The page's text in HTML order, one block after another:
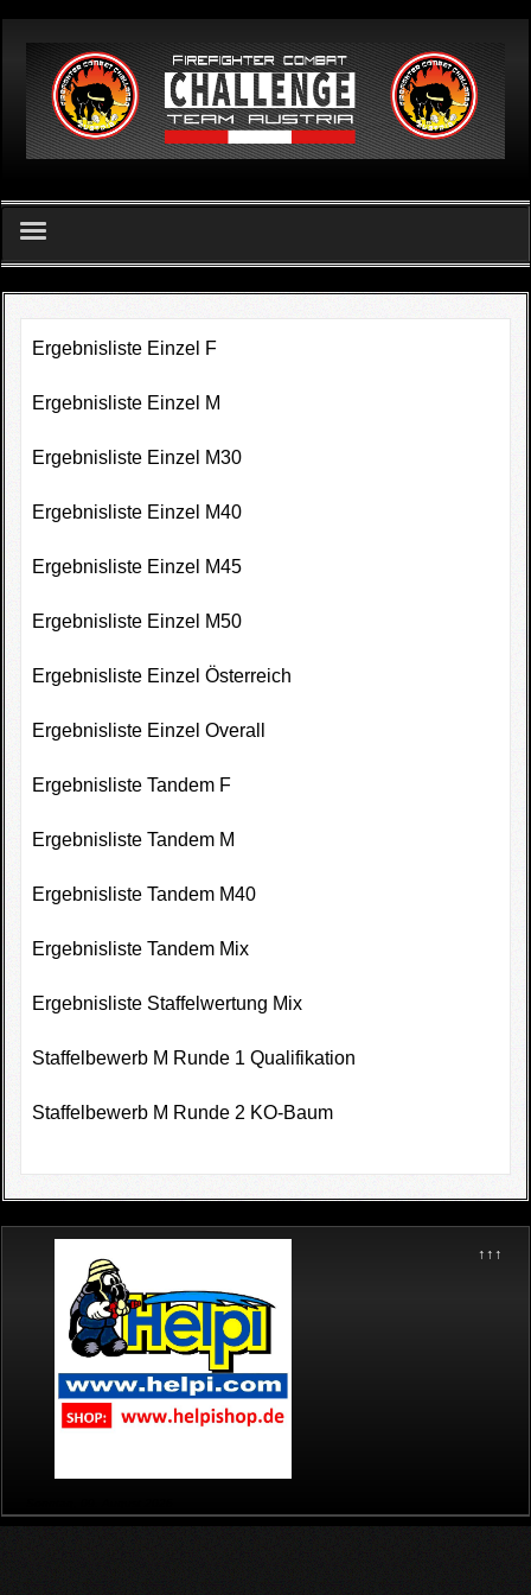
Home
FCC Team Austria - Verein
Challenge
FCC Apetlon 2026
Ergebnislisten
Fotogallerie
Wettkampfkalender
Impressum
Sponsoren
Ergebnisliste Einzel F
Ergebnisliste Einzel M
Ergebnisliste Einzel M30
Ergebnisliste Einzel M40
Ergebnisliste Einzel M45
Ergebnisliste Einzel M50
Ergebnisliste Einzel Österreich
Ergebnisliste Einzel Overall
Ergebnisliste Tandem F
Ergebnisliste Tandem M
Ergebnisliste Tandem M40
Ergebnisliste Tandem Mix
Ergebnisliste Staffelwertung Mix
Staffelbewerb M Runde 1 Qualifikation
Staffelbewerb M Runde 2 KO-Baum
↑↑↑